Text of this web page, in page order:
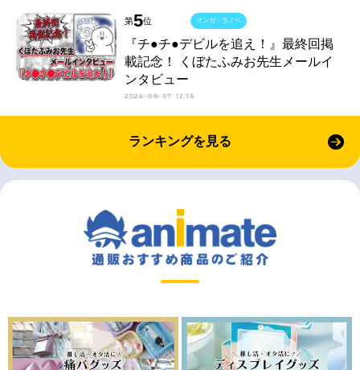
第5位
『チ●チ●デビルを追え！』最終回掲
載記念！ くぼたふみお先生メールイ
ンタビュー
2026-08-07 12:15
マンガ・ラノベ
ランキングを見る